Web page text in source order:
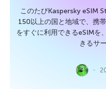
このたびKaspersky eSIM
150以上の国と地域で、携
をすぐに利用できるeSIMを
きるサ